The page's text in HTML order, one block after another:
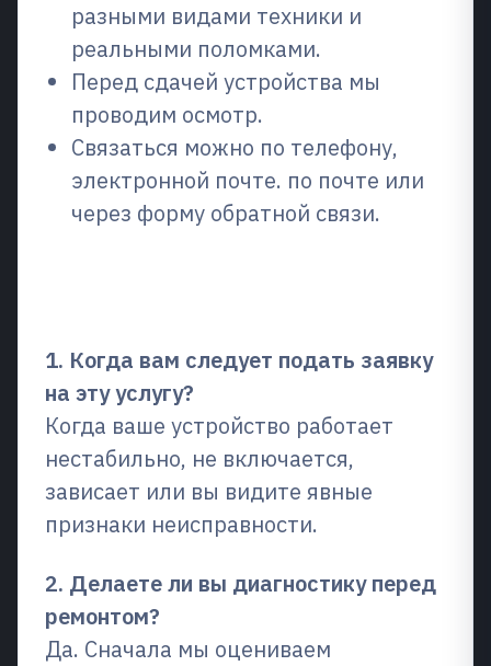
разными видами техники и
реальными поломками.
Перед сдачей устройства мы
проводим осмотр.
Связаться можно по телефону,
электронной почте. по почте или
через форму обратной связи.
1. Когда вам следует подать заявку
на эту услугу?
Когда ваше устройство работает
нестабильно, не включается,
зависает или вы видите явные
признаки неисправности.
2. Делаете ли вы диагностику перед
ремонтом?
Да. Сначала мы оцениваем